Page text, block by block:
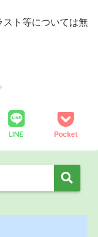
スト等については無
LINE Pocket